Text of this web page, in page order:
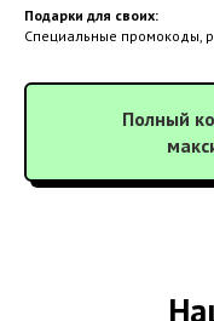
Подарки для своих:
Специальные промокоды,
Полный